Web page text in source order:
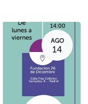
AGO
14